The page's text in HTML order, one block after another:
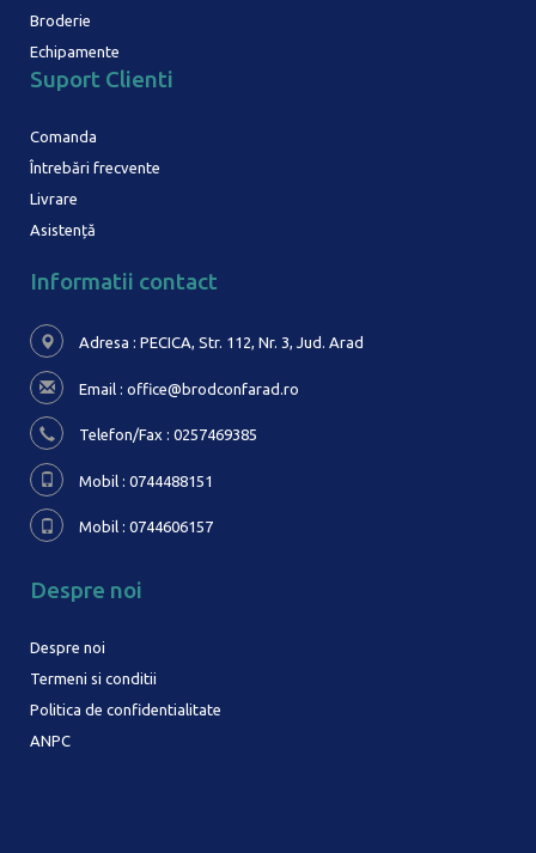
Broderie
Echipamente
Suport Clienti
Comanda
Întrebări frecvente
Livrare
Asistență
Informatii contact
Adresa : PECICA, Str. 112, Nr. 3, Jud. Arad
Email : office@brodconfarad.ro
Telefon/Fax : 0257469385
Mobil : 0744488151
Mobil : 0744606157
Despre noi
Despre noi
Termeni si conditii
Politica de confidentialitate
ANPC